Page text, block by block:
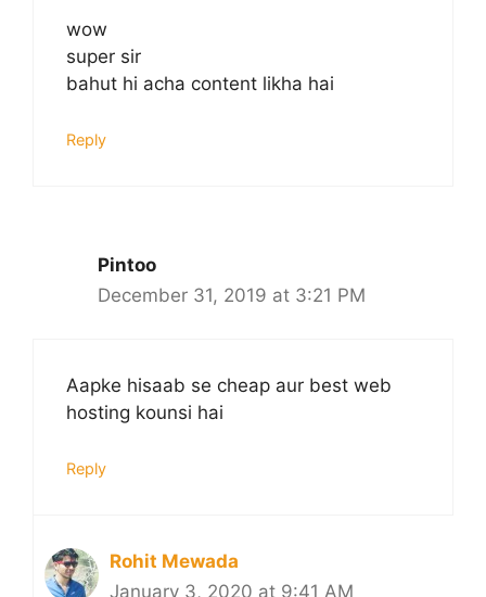
wow
super sir
bahut hi acha content likha hai
Reply
Pintoo
December 31, 2019 at 3:21 PM
Aapke hisaab se cheap aur best web
hosting kounsi hai
Reply
Rohit Mewada
January 3, 2020 at 9:41 AM